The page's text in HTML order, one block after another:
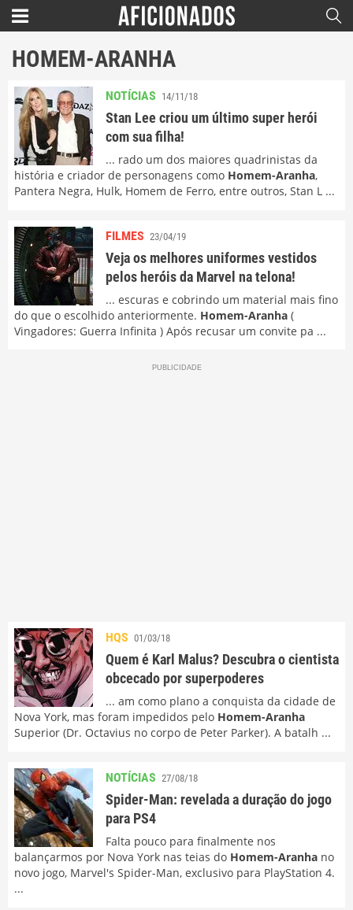
HOMEM-ARANHA
NOTÍCIAS 14/11/18
Stan Lee criou um último super herói
com sua filha!
... rado um dos maiores quadrinistas da
história e criador de personagens como Homem-Aranha,
Pantera Negra, Hulk, Homem de Ferro, entre outros, Stan L ...
FILMES 23/04/19
Veja os melhores uniformes vestidos
pelos heróis da Marvel na telona!
... escuras e cobrindo um material mais fino
do que o escolhido anteriormente. Homem-Aranha (
Vingadores: Guerra Infinita ) Após recusar um convite pa ...
HQS 01/03/18
Quem é Karl Malus? Descubra o cientista
obcecado por superpoderes
... am como plano a conquista da cidade de
Nova York, mas foram impedidos pelo Homem-Aranha
Superior (Dr. Octavius no corpo de Peter Parker). A batalh ...
NOTÍCIAS 27/08/18
Spider-Man: revelada a duração do jogo
para PS4
Falta pouco para finalmente nos
balançarmos por Nova York nas teias do Homem-Aranha no
novo jogo, Marvel's Spider-Man, exclusivo para PlayStation 4.
...